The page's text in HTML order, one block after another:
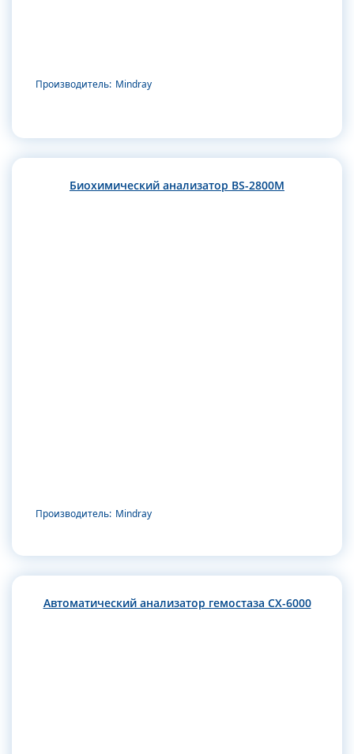
Производитель: Mindray
Биохимический анализатор BS-2800M
Производитель: Mindray
Автоматический анализатор гемостаза CX-6000